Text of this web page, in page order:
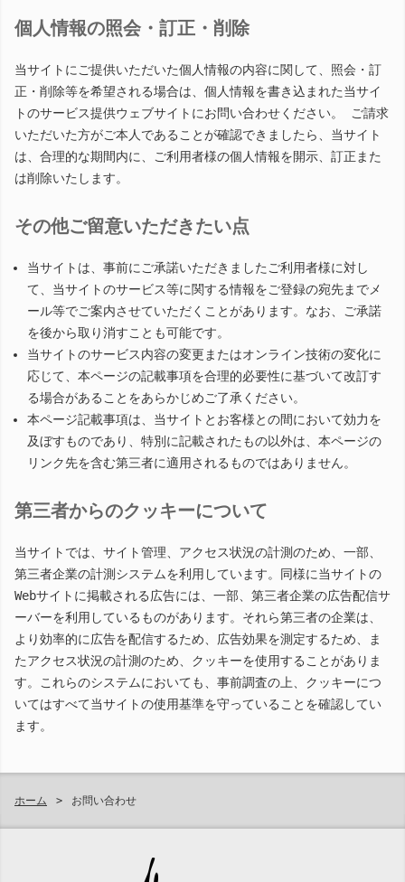
個人情報の照会・訂正・削除
当サイトにご提供いただいた個人情報の内容に関して、照会・訂
正・削除等を希望される場合は、個人情報を書き込まれた当サイ
トのサービス提供ウェブサイトにお問い合わせください。 ご請求
いただいた方がご本人であることが確認できましたら、当サイト
は、合理的な期間内に、ご利用者様の個人情報を開示、訂正また
は削除いたします。
その他ご留意いただきたい点
当サイトは、事前にご承諾いただきましたご利用者様に対し
て、当サイトのサービス等に関する情報をご登録の宛先までメ
ール等でご案内させていただくことがあります。なお、ご承諾
を後から取り消すことも可能です。
当サイトのサービス内容の変更またはオンライン技術の変化に
応じて、本ページの記載事項を合理的必要性に基づいて改訂す
る場合があることをあらかじめご了承ください。
本ページ記載事項は、当サイトとお客様との間において効力を
及ぼすものであり、特別に記載されたもの以外は、本ページの
リンク先を含む第三者に適用されるものではありません。
第三者からのクッキーについて
当サイトでは、サイト管理、アクセス状況の計測のため、一部、
第三者企業の計測システムを利用しています。同様に当サイトの
Webサイトに掲載される広告には、一部、第三者企業の広告配信サ
ーバーを利用しているものがあります。それら第三者の企業は、
より効率的に広告を配信するため、広告効果を測定するため、ま
たアクセス状況の計測のため、クッキーを使用することがありま
す。これらのシステムにおいても、事前調査の上、クッキーにつ
いてはすべて当サイトの使用基準を守っていることを確認してい
ます。
ホーム お問い合わせ